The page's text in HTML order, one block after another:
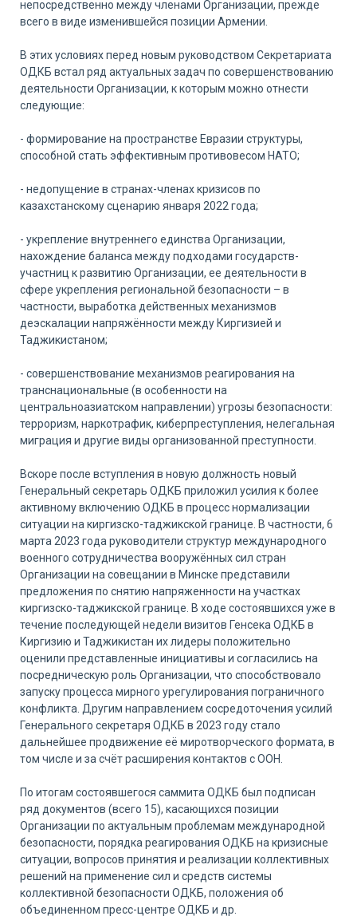
непосредственно между членами Организации, прежде
всего в виде изменившейся позиции Армении.
В этих условиях перед новым руководством Секретариата
ОДКБ встал ряд актуальных задач по совершенствованию
деятельности Организации, к которым можно отнести
следующие:
- формирование на пространстве Евразии структуры,
способной стать эффективным противовесом НАТО;
- недопущение в странах-членах кризисов по
казахстанскому сценарию января 2022 года;
- укрепление внутреннего единства Организации,
нахождение баланса между подходами государств-
участниц к развитию Организации, ее деятельности в
сфере укрепления региональной безопасности – в
частности, выработка действенных механизмов
деэскалации напряжённости между Киргизией и
Таджикистаном;
- совершенствование механизмов реагирования на
транснациональные (в особенности на
центральноазиатском направлении) угрозы безопасности:
терроризм, наркотрафик, киберпреступления, нелегальная
миграция и другие виды организованной преступности.
Вскоре после вступления в новую должность новый
Генеральный секретарь ОДКБ приложил усилия к более
активному включению ОДКБ в процесс нормализации
ситуации на киргизско-таджикской границе. В частности, 6
марта 2023 года руководители структур международного
военного сотрудничества вооружённых сил стран
Организации на совещании в Минске представили
предложения по снятию напряженности на участках
киргизско-таджикской границе. В ходе состоявшихся уже в
течение последующей недели визитов Генсека ОДКБ в
Киргизию и Таджикистан их лидеры положительно
оценили представленные инициативы и согласились на
посредническую роль Организации, что способствовало
запуску процесса мирного урегулирования пограничного
конфликта. Другим направлением сосредоточения усилий
Генерального секретаря ОДКБ в 2023 году стало
дальнейшее продвижение её миротворческого формата, в
том числе и за счёт расширения контактов с ООН.
По итогам состоявшегося саммита ОДКБ был подписан
ряд документов (всего 15), касающихся позиции
Организации по актуальным проблемам международной
безопасности, порядка реагирования ОДКБ на кризисные
ситуации, вопросов принятия и реализации коллективных
решений на применение сил и средств системы
коллективной безопасности ОДКБ, положения об
объединенном пресс-центре ОДКБ и др.